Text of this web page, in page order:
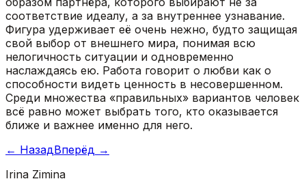
соответствие идеалу, а за внутреннее узнавание.
Фигура удерживает её очень нежно, будто защищая
свой выбор от внешнего мира, понимая всю
нелогичность ситуации и одновременно
наслаждаясь ею. Работа говорит о любви как о
способности видеть ценность в несовершенном.
Среди множества «правильных» вариантов человек
всё равно может выбрать того, кто оказывается
ближе и важнее именно для него.
← НазадВперёд →
Irina Zimina